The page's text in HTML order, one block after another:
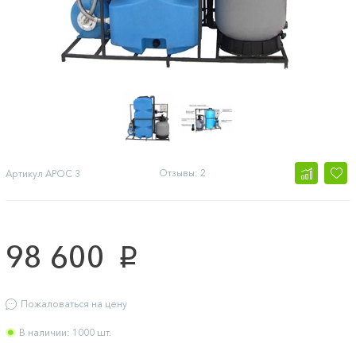
Артикул АРОС 3 Отзывы: 2
98 600 p
Пожаловаться на цену
В наличии: 1000 шт.